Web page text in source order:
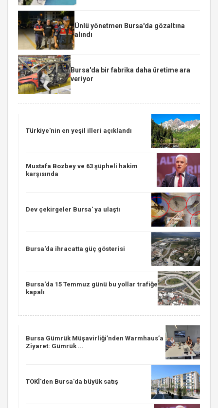
Ünlü yönetmen Bursa'da gözaltına
alındı
Bursa'da bir fabrika daha üretime ara
veriyor
Türkiye'nin en yeşil illeri açıklandı
Mustafa Bozbey ve 63 şüpheli hakim
karşısında
Dev çekirgeler Bursa' ya ulaştı
Bursa'da ihracatta güç gösterisi
Bursa'da 15 Temmuz günü bu yollar trafiğe
kapalı
Bursa Gümrük Müşavirliği’nden Warmhaus’a
Ziyaret: Gümrük ...
TOKİ'den Bursa'da büyük satış